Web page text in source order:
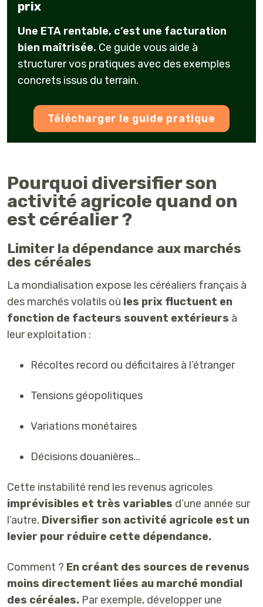
prix
Une ETA rentable, c’est une facturation
bien maîtrisée. Ce guide vous aide à
structurer vos pratiques avec des exemples
concrets issus du terrain.
Télécharger le guide pratique
Pourquoi diversifier son
activité agricole quand on
est céréalier ?
Limiter la dépendance aux marchés
des céréales
La mondialisation expose les céréaliers français à
des marchés volatils où les prix fluctuent en
fonction de facteurs souvent extérieurs à
leur exploitation :
Récoltes record ou déficitaires à l’étranger
Tensions géopolitiques
Variations monétaires
Décisions douanières...
Cette instabilité rend les revenus agricoles
imprévisibles et très variables d’une année sur
l’autre. Diversifier son activité agricole est un
levier pour réduire cette dépendance.
Comment ? En créant des sources de revenus
moins directement liées au marché mondial
des céréales. Par exemple, développer une